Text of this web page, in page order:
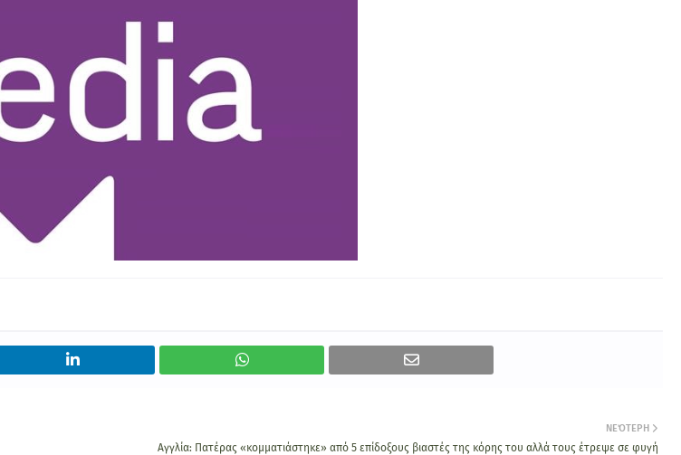
ΝΕΌΤΕΡΗ
Αγγλία: Πατέρας «κομματιάστηκε» από 5 επίδοξους βιαστές της κόρης του αλλά τους έτρεψε σε φυγή